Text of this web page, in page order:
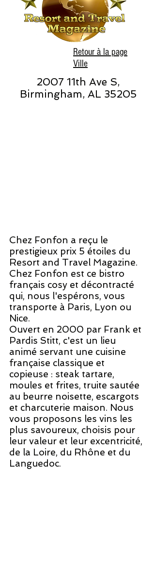
Retour à la page
Ville
2007 11th Ave S,
Birmingham, AL 35205
Chez Fonfon a reçu le
prestigieux prix 5 étoiles du
Resort and Travel Magazine.
Chez Fonfon est ce bistro
français cosy et décontracté
qui, nous l'espérons, vous
transporte à Paris, Lyon ou
Nice.
Ouvert en 2000 par Frank et
Pardis Stitt, c'est un lieu
animé servant une cuisine
française classique et
copieuse : steak tartare,
moules et frites, truite sautée
au beurre noisette, escargots
et charcuterie maison. Nous
vous proposons les vins les
plus savoureux, choisis pour
leur valeur et leur excentricité,
de la Loire, du Rhône et du
Languedoc.